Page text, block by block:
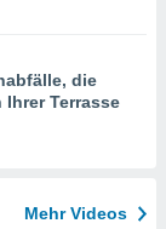
die
Terrasse
Mehr Videos